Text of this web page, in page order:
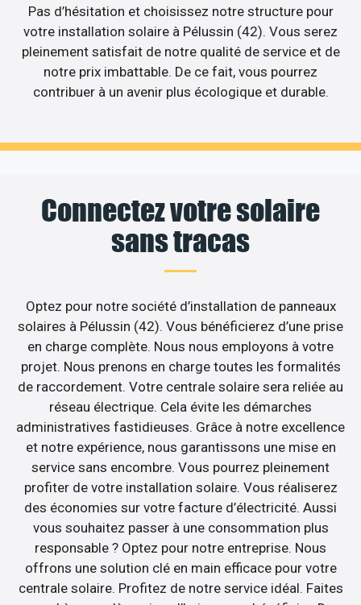
Pas d’hésitation et choisissez notre structure pour
votre installation solaire à Pélussin (42). Vous serez
pleinement satisfait de notre qualité de service et de
notre prix imbattable. De ce fait, vous pourrez
contribuer à un avenir plus écologique et durable.
Connectez votre solaire
sans tracas
Optez pour notre société d’installation de panneaux
solaires à Pélussin (42). Vous bénéficierez d’une prise
en charge complète. Nous nous employons à votre
projet. Nous prenons en charge toutes les formalités
de raccordement. Votre centrale solaire sera reliée au
réseau électrique. Cela évite les démarches
administratives fastidieuses. Grâce à notre excellence
et notre expérience, nous garantissons une mise en
service sans encombre. Vous pourrez pleinement
profiter de votre installation solaire. Vous réaliserez
des économies sur votre facture d’électricité. Aussi
vous souhaitez passer à une consommation plus
responsable ? Optez pour notre entreprise. Nous
offrons une solution clé en main efficace pour votre
centrale solaire. Profitez de notre service idéal. Faites